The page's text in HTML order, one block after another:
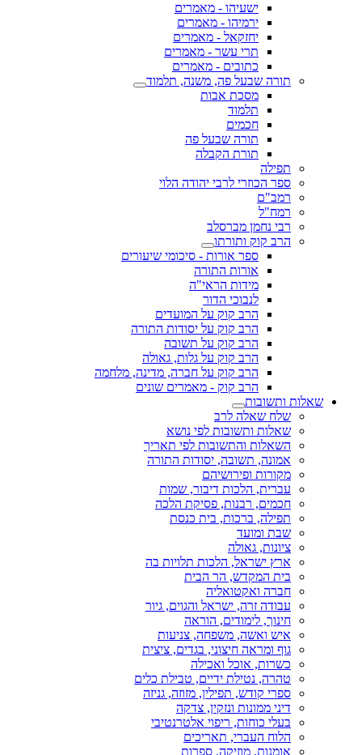
ישעיהו - מאמרים
ירמיהו - מאמרים
יחזקאל - מאמרים
תרי עשר - מאמרים
כתובים - מאמרים
תורה שבעל פה, משנה, תלמוד
מסכת אבות
תלמוד
חכמים
תורה שבעל פה
תורת הקבלה
תפילה
ספר הכוזרי לרבי יהודה הלוי
רמב"ם
רמח"ל
רבי נחמן מברסלב
הרב קוק ותורתו
ספר אורות - סיכומי שיעורים
אורות התורה
מידות הראי"ה
לנבוכי הדור
הרב קוק על המועדים
הרב קוק על יסודות התורה
הרב קוק על תשובה
הרב קוק על גלות, גאולה
הרב קוק על חברה, מדינה, מלחמה
הרב קוק - מאמרים שונים
שאלות ותשובות
שלח שאלה לרב
שאלות ותשובות לפי נושא
השאלות והתשובות לפי תאריך
אמונה, תשובה, יסודות התורה
מקורות ופירושיהם
עברית, הלכות דיבור, שמות
חכמים, רבנות, פסיקת הלכה
תפילה, ברכות, בית כנסת
שבת ומועד
ציונות, גאולה
ארץ ישראל, הלכות תלויות בה
בית המקדש, הר הבית
חברה ואקטואליה
עבודה זרה, ישראל והגוים, גיור
חינוך, לימודים, הוראה
איש ואשה, משפחה, צניעות
גוף ומראה חיצוני, בגדים, ציצית
כשרות, אוכל ואכילה
טהרה, נטילת ידיים, טבילת כלים
ספרי קודש, תפילין, מזוזה, גניזה
דיני ממונות ונזקין, צדקה
בעלי כוחות, ריפוי אלטרנטיבי
הלוח העברי, תאריכים
אומנות, מוזיקה, ספרות